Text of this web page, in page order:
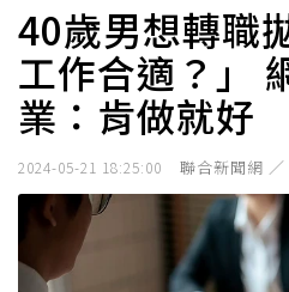
40歲男想轉職
工作合適？」
業：肯做就好
2024-05-21 18:25:00 聯合新聞網